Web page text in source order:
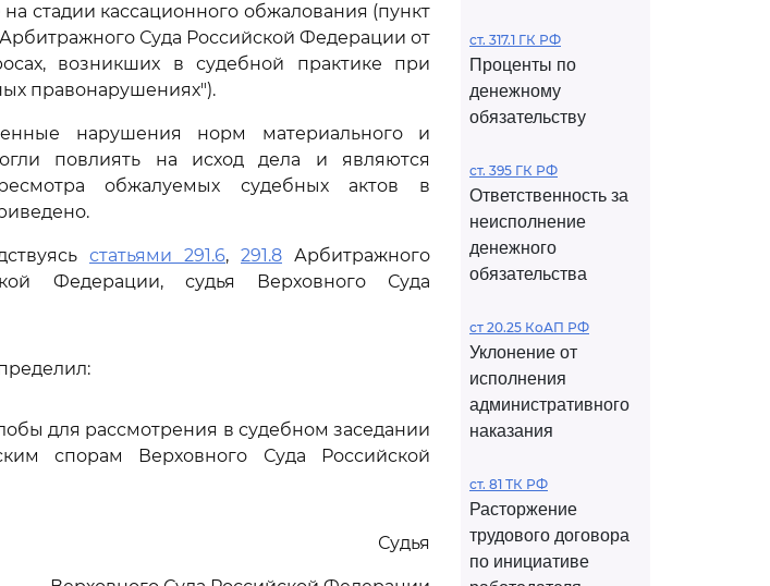
стадии кассационного обжалования (пункт
Суда Российской Федерации от
возникших в судебной практике при
правонарушениях").
нарушения норм материального и
повлиять на исход дела и являются
обжалуемых судебных актов в
статьями 291.6, 291.8 Арбитражного
Федерации, судья Верховного Суда
для рассмотрения в судебном заседании
спорам Верховного Суда Российской
Судья
ст. 317.1 ГК РФ
Проценты по
денежному
обязательству
ст. 395 ГК РФ
Ответственность за
неисполнение
денежного
обязательства
ст 20.25 КоАП РФ
Уклонение от
исполнения
административного
наказания
ст. 81 ТК РФ
Расторжение
трудового договора
по инициативе